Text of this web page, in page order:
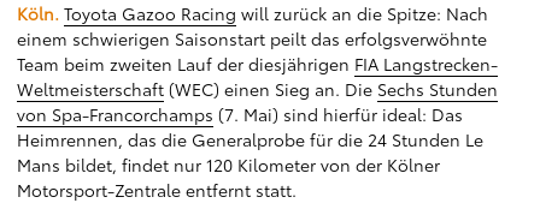
Köln. Toyota Gazoo Racing will zurück an die Spitze: Nach
einem schwierigen Saisonstart peilt das erfolgsverwöhnte
Team beim zweiten Lauf der diesjährigen FIA Langstrecken-
Weltmeisterschaft (WEC) einen Sieg an. Die Sechs Stunden
von Spa-Francorchamps (7. Mai) sind hierfür ideal: Das
Heimrennen, das die Generalprobe für die 24 Stunden Le
Mans bildet, findet nur 120 Kilometer von der Kölner
Motorsport-Zentrale entfernt statt.